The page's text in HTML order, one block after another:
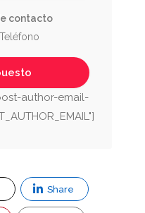
contacto
Teléfono
author-email-
Share